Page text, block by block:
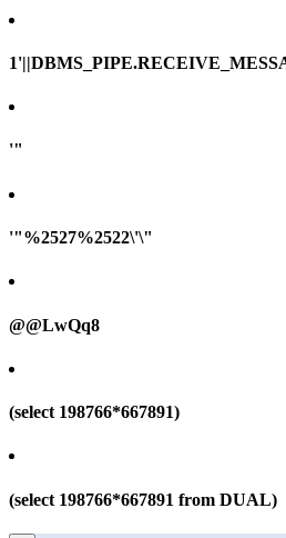
'"
'"%2527%2522\'\"
@@LwQq8
(select 198766*667891)
(select 198766*667891 from DUAL)